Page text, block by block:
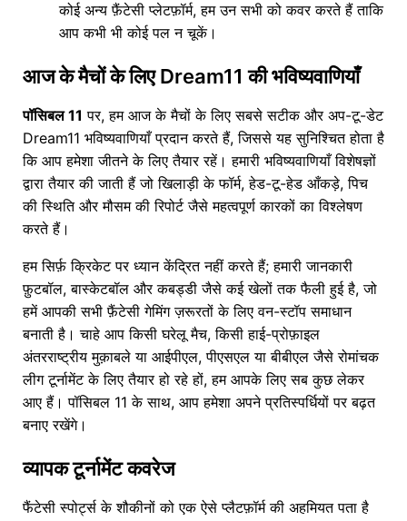
कोई अन्य फ़ैंटेसी प्लेटफ़ॉर्म, हम उन सभी को कवर करते हैं ताकि
आप कभी भी कोई पल न चूकें।
आज के मैचों के लिए Dream11 की भविष्यवाणियाँ
पॉसिबल 11 पर, हम आज के मैचों के लिए सबसे सटीक और अप-टू-डेट
Dream11 भविष्यवाणियाँ प्रदान करते हैं, जिससे यह सुनिश्चित होता है
कि आप हमेशा जीतने के लिए तैयार रहें। हमारी भविष्यवाणियाँ विशेषज्ञों
द्वारा तैयार की जाती हैं जो खिलाड़ी के फॉर्म, हेड-टू-हेड आँकड़े, पिच
की स्थिति और मौसम की रिपोर्ट जैसे महत्वपूर्ण कारकों का विश्लेषण
करते हैं।
हम सिर्फ़ क्रिकेट पर ध्यान केंद्रित नहीं करते हैं; हमारी जानकारी
फ़ुटबॉल, बास्केटबॉल और कबड्डी जैसे कई खेलों तक फैली हुई है, जो
हमें आपकी सभी फ़ैंटेसी गेमिंग ज़रूरतों के लिए वन-स्टॉप समाधान
बनाती है। चाहे आप किसी घरेलू मैच, किसी हाई-प्रोफ़ाइल
अंतरराष्ट्रीय मुक़ाबले या आईपीएल, पीएसएल या बीबीएल जैसे रोमांचक
लीग टूर्नामेंट के लिए तैयार हो रहे हों, हम आपके लिए सब कुछ लेकर
आए हैं। पॉसिबल 11 के साथ, आप हमेशा अपने प्रतिस्पर्धियों पर बढ़त
बनाए रखेंगे।
व्यापक टूर्नामेंट कवरेज
फैंटेसी स्पोर्ट्स के शौकीनों को एक ऐसे प्लैटफ़ॉर्म की अहमियत पता है